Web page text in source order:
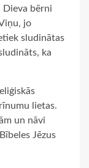
Dieva bērni
jo
sludinātas
ka
lietas.
un nāvi
Jēzus